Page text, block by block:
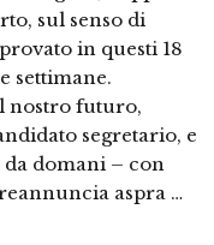
sul senso di
in questi 18
settimane.
nostro futuro,
segretario, e
domani – con
aspra …